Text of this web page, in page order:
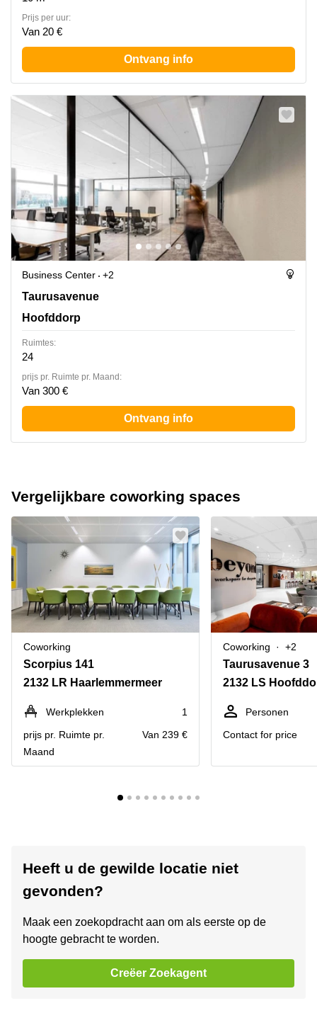
Prijs per uur:
Van 20 €
Ontvang info
Business Center
+2
Taurusavenue 9, Hoofddorp
Taurusavenue
Hoofddorp
Ruimtes:
24
prijs pr. Ruimte pr. Maand:
Van 300 €
Ontvang info
Vergelijkbare coworking spaces
Coworking
Scorpius 141
2132 LR Haarlemmermeer
Werkplekken
1
prijs pr. Ruimte pr.
Maand
Van 239 €
Coworking +2
Taurusavenue 3
2132 LS
Personen
Contact for price
Heeft u de gewilde locatie niet
gevonden?
Maak een zoekopdracht aan om als eerste op de
hoogte gebracht te worden.
Creëer Zoekagent